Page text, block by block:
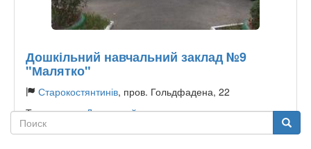
Дошкільний навчальний заклад №9
"Малятко"
Старокостянтинів, пров. Гольдфадена, 22
Тип садочку:Державний
Поиск Поиск